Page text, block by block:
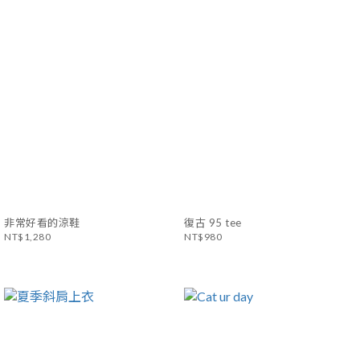
非常好看的涼鞋
NT$1,280
復古 95 tee
NT$980